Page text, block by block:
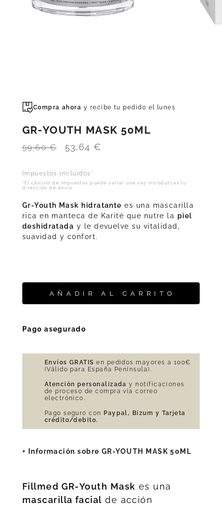
Compra ahora y recibe tu pedido el lunes
GR-YOUTH MASK 50ML
59,60€
El
original
era:
59,60 €.
53,64€
53,64 €.
Impuestos incluidos*
*El cálculo de impuestos puede variar una vez introduzcas tu
dirección de envío
Gr-Youth Mask hidratante es una mascarilla
rica en manteca de Karité que nutre la piel
deshidratada y le devuelve su vitalidad,
suavidad y confort.
AÑADIR AL CARRITO
Pago asegurado
Envíos GRATIS en pedidos mayores a 100€
(Válido para España Península).
Atención personalizada y notificaciones
de proceso de compra vía correo
electrónico.
Pago seguro con Paypal, Bizum y Tarjeta
crédito/debito.
+ Información sobre GR-YOUTH MASK 50ML
Fillmed GR-Youth Mask es una
mascarilla facial de acción